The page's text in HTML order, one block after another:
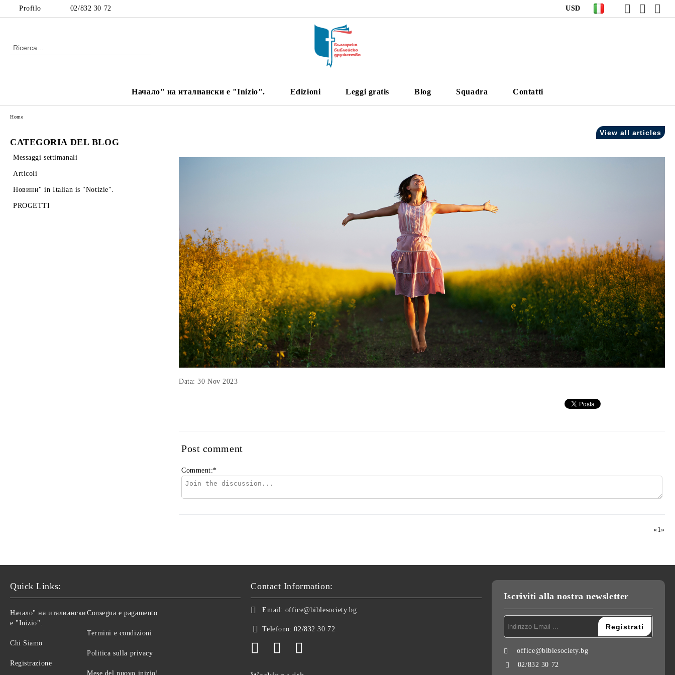
Profilo 02/832 30 72 USD
Начало" на италиански е "Inizio". Edizioni Leggi gratis Blog Squadra Contatti
CATEGORIA DEL BLOG
Messaggi settimanali
Articoli
Новини" in Italian is "Notizie".
PROGETTI
Home
View all articles
Data: 30 Nov 2023
Post comment
Comment:*
«1»
Quick Links:
Начало" на италиански
е "Inizio".
Chi Siamo
Registrazione
Consegna e pagamento
Termini e condizioni
Politica sulla privacy
Mese del nuovo inizio!
Contact Information:
Email: office@biblesociety.bg
Telefono: 02/832 30 72
Iscriviti alla nostra newsletter
office@biblesociety.bg
02/832 30 72